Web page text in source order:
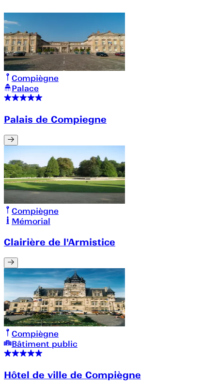
Compiègne
Palace
Palais de Compiegne
Compiègne
Mémorial
Clairière de l'Armistice
Compiègne
Bâtiment public
Hôtel de ville de Compiègne